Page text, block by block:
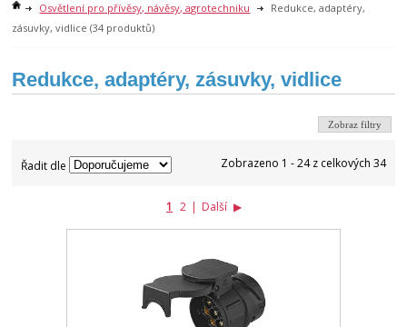
Osvětlení pro přívěsy, návěsy, agrotechniku
Redukce, adaptéry,
zásuvky, vidlice (34 produktů)
Redukce, adaptéry, zásuvky, vidlice
Zobraz filtry
Řadit dle Zobrazeno 1 - 24 z celkových 34
1 2 | Další ▶